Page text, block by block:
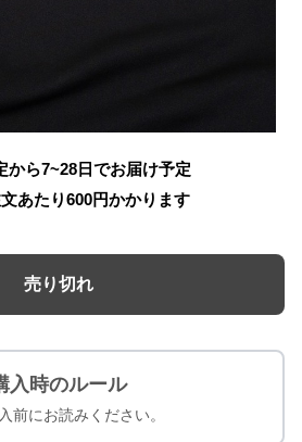
から7~28日でお届け予定
あたり600円かかります
売り切れ
入時のルール
前にお読みください。